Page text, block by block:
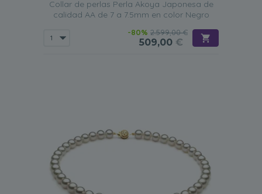
Collar de perlas Perla Akoya Japonesa de
calidad AA de 7 a 7.5mm en color Negro
-80% 2.599,00 €
509,00 €